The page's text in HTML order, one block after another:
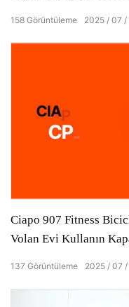
2025 07
158 Görüntüleme
Ciapo 907 Fitness
Volan Evi Kullanın
2025 07
137 Görüntüleme